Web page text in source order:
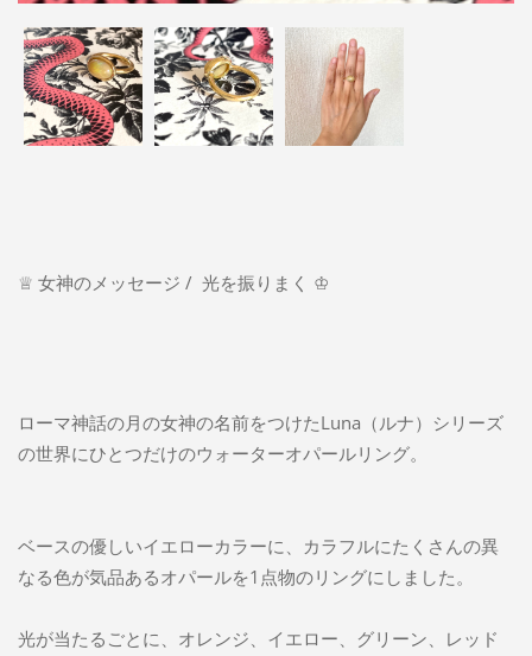
♕ 女神のメッセージ / 光を振りまく ♔
ローマ神話の月の女神の名前をつけたLuna（ルナ）シリーズ
の世界にひとつだけのウォーターオパールリング。
ベースの優しいイエローカラーに、カラフルにたくさんの異
なる色が気品あるオパールを1点物のリングにしました。
光が当たるごとに、オレンジ、イエロー、グリーン、レッド